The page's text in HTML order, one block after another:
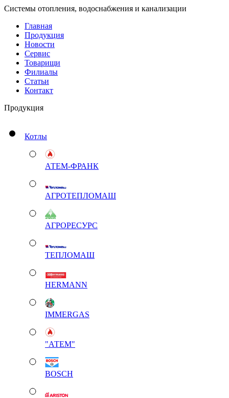
Системы отопления, водоснабжения и канализации
Главная
Продукция
Новости
Сервис
Товарищи
Филиалы
Статьи
Контакт
Продукция
Котлы
АТЕМ-ФРАНК
АГРОТЕПЛОМАШ
АГРОРЕСУРС
ТЕПЛОМАШ
HERMANN
IMMERGAS
"АТЕМ"
BOSCH